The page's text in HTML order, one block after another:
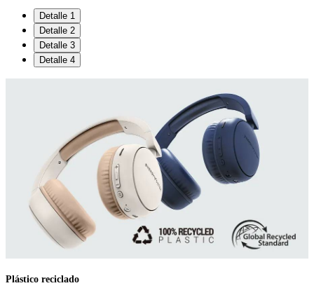
Detalle 1
Detalle 2
Detalle 3
Detalle 4
Plástico reciclado